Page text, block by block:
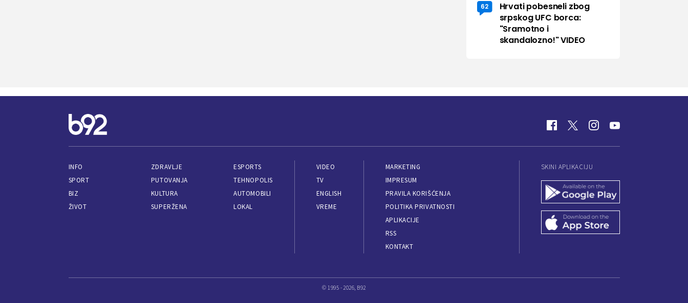
62
Hrvati pobesneli zbog
srpskog UFC borca:
"Sramotno i
skandalozno!" VIDEO
INFO
SPORT
BIZ
ŽIVOT
ZDRAVLJE
PUTOVANJA
KULTURA
SUPERŽENA
ESPORTS
TEHNOPOLIS
AUTOMOBILI
LOKAL
VIDEO
TV
ENGLISH
VREME
MARKETING
IMPRESUM
PRAVILA KORIŠĆENJA
POLITIKA PRIVATNOSTI
APLIKACIJE
RSS
KONTAKT
SKINI APLIKACIJU
© 1995 - 2026, B92